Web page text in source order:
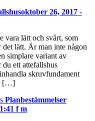
oktober 26, 2017 -
vara lätt och svårt, som
det lätt. Är man inte någon
simplare variant av
du ett attefallshus
skruvfundament
[…]
Planbestämmelser
f m